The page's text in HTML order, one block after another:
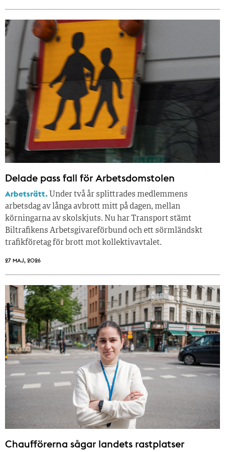
Delade pass fall för Arbetsdomstolen
Arbetsrätt. Under två år splittrades medlemmens
arbetsdag av långa avbrott mitt på dagen, mellan
körningarna av skolskjuts. Nu har Transport stämt
Biltrafikens Arbetsgivareförbund och ett sörmländskt
trafikföretag för brott mot kollektivavtalet.
27 MAJ, 2026
Chaufförerna sågar landets rastplatser